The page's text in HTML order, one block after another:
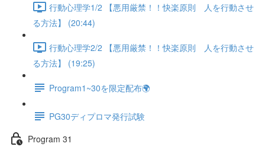
行動心理学1/2 【悪用厳禁！！快楽原則 人を行動させ
る方法】 (20:44)
行動心理学2/2 【悪用厳禁！！快楽原則 人を行動させ
る方法】 (19:25)
Program1~30を限定配布🌍
PG30ディプロマ発行試験
Program 31